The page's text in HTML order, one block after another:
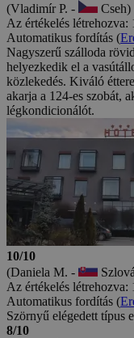
(Vladimír P. -
Cseh)
Az értékelés létrehozva:
Automatikus fordítás (
Nagyszerű szálloda
helyezkedik el a
közlekedés. Kiváló
akarja a 124-es szobát,
légkondicionálót.
10/10
(Daniela M. -
Az értékelés létrehozva:
Automatikus fordítás (
Szörnyű elégedett típus
8/10